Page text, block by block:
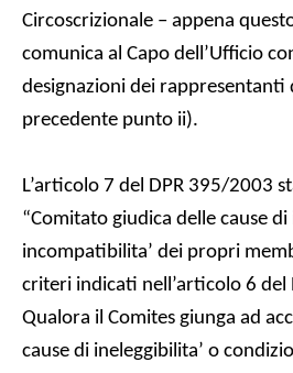
Circoscrizionale – appena
comunica al Capo dell’Ufficio
designazioni dei rappresentanti
precedente punto ii).
L’articolo 7 del DPR 395/2003
“Comitato giudica delle cause di
incompatibilita’ dei propri
criteri indicati nell’articolo 6 del
Qualora il Comites giunga ad
cause di ineleggibilita’ o